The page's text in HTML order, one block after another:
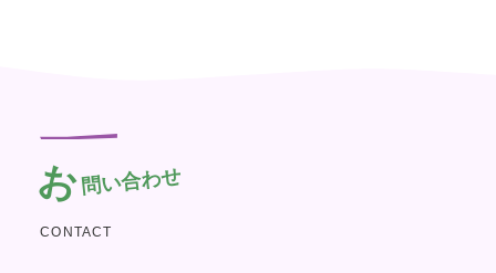
お問い合わせ
CONTACT